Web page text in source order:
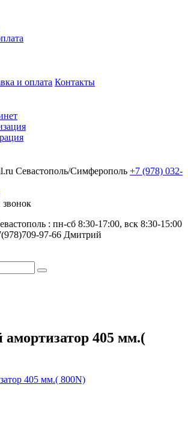
и оплата Контакты
Севастополь/Симферополь +7 (978) 032-
звонок
: пн-сб 8:30-17:00, вск 8:30-15:00
97-66 Дмитрий
амортизатор 405 мм.(